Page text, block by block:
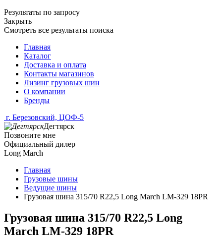
Результаты по запросу
Закрыть
Смотреть все результаты поиска
Главная
Каталог
Доставка и оплата
Контакты магазинов
Лизинг грузовых шин
О компании
Бренды
г. Березовский, ЦОФ-5
Дегтярск
Позвоните мне
Официальный дилер
Long March
Главная
Грузовые шины
Ведущие шины
Грузовая шина 315/70 R22,5 Long March LM-329 18PR
Грузовая шина 315/70 R22,5 Long
March LM-329 18PR